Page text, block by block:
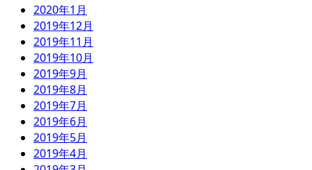
2020年1月
2019年12月
2019年11月
2019年10月
2019年9月
2019年8月
2019年7月
2019年6月
2019年5月
2019年4月